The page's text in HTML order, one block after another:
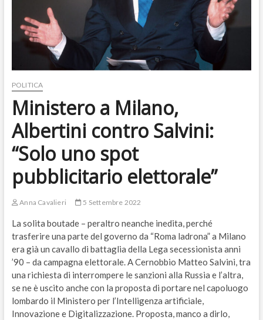
POLITICA
Ministero a Milano,
Albertini contro Salvini:
“Solo uno spot
pubblicitario elettorale”
Anna Cavalieri 5 Settembre 2022
La solita boutade – peraltro neanche inedita, perché
trasferire una parte del governo da “Roma ladrona” a Milano
era già un cavallo di battaglia della Lega secessionista anni
’90 – da campagna elettorale. A Cernobbio Matteo Salvini, tra
una richiesta di interrompere le sanzioni alla Russia e l’altra,
se ne è uscito anche con la proposta di portare nel capoluogo
lombardo il Ministero per l’Intelligenza artificiale,
Innovazione e Digitalizzazione. Proposta, manco a dirlo,